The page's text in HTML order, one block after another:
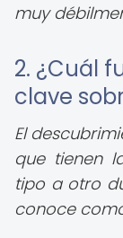
muy
2. ¿Cuál
clave
El
que tienen
tipo a otro
conoce